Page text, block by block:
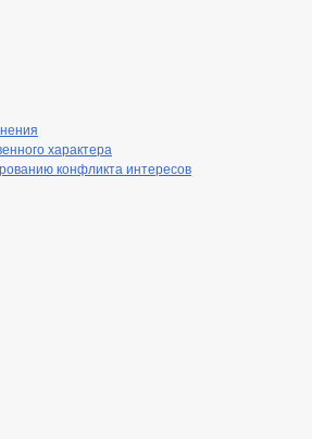
характера
конфликта интересов